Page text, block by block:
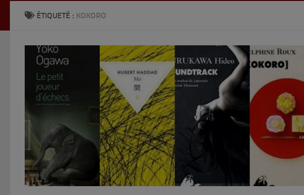
ÉTIQUETÉ : KOKORO